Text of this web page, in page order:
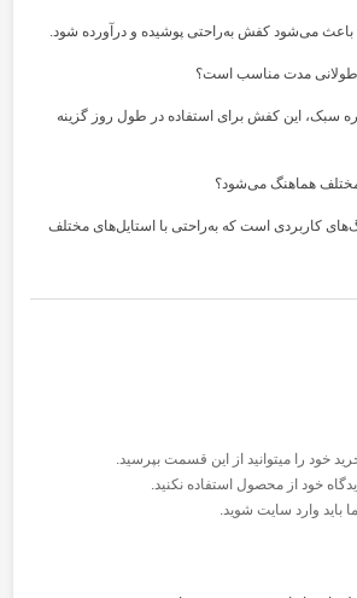
باعث می‌شود کفش به‌راحتی پوشیده و درآورده شود.
طولانی مدت مناسب است؟
سبک، این کفش برای استفاده در طول روز گزینه
هماهنگ می‌شود؟
کاربردی است که به‌راحتی با استایل‌های مختلف
خود را میتوانید از این قسمت بپرسید.
خود از محصول استفاده نکنید.
وارد سایت شوید.